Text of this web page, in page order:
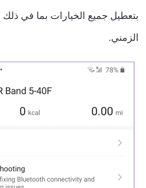
بتعطيل جميع الخيارات بما في
الزمني.